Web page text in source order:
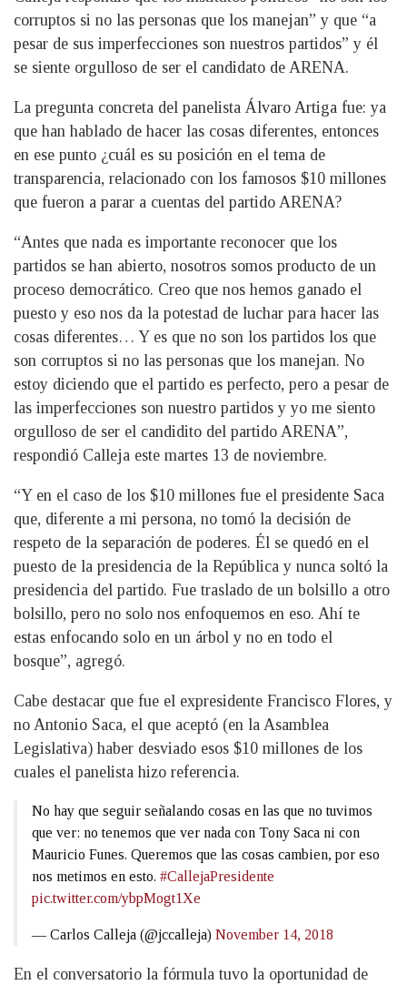
corruptos si no las personas que los manejan” y que “a
pesar de sus imperfecciones son nuestros partidos” y él
se siente orgulloso de ser el candidato de ARENA.
La pregunta concreta del panelista Álvaro Artiga fue: ya
que han hablado de hacer las cosas diferentes, entonces
en ese punto ¿cuál es su posición en el tema de
transparencia, relacionado con los famosos $10 millones
que fueron a parar a cuentas del partido ARENA?
“Antes que nada es importante reconocer que los
partidos se han abierto, nosotros somos producto de un
proceso democrático. Creo que nos hemos ganado el
puesto y eso nos da la potestad de luchar para hacer las
cosas diferentes… Y es que no son los partidos los que
son corruptos si no las personas que los manejan. No
estoy diciendo que el partido es perfecto, pero a pesar de
las imperfecciones son nuestro partidos y yo me siento
orgulloso de ser el candidito del partido ARENA”,
respondió Calleja este martes 13 de noviembre.
“Y en el caso de los $10 millones fue el presidente Saca
que, diferente a mi persona, no tomó la decisión de
respeto de la separación de poderes. Él se quedó en el
puesto de la presidencia de la República y nunca soltó la
presidencia del partido. Fue traslado de un bolsillo a otro
bolsillo, pero no solo nos enfoquemos en eso. Ahí te
estas enfocando solo en un árbol y no en todo el
bosque”, agregó.
Cabe destacar que fue el expresidente Francisco Flores, y
no Antonio Saca, el que aceptó (en la Asamblea
Legislativa) haber desviado esos $10 millones de los
cuales el panelista hizo referencia.
No hay que seguir señalando cosas en las que no tuvimos
que ver: no tenemos que ver nada con Tony Saca ni con
Mauricio Funes. Queremos que las cosas cambien, por eso
nos metimos en esto. #CallejaPresidente
pic.twitter.com/ybpMogt1Xe
— Carlos Calleja (@jccalleja) November 14, 2018
En el conversatorio la fórmula tuvo la oportunidad de